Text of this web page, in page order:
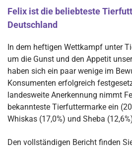
Felix ist die beliebteste
Deutschland
In dem heftigen Wettkampf unter
um die Gunst und den Appetit
haben sich ein paar wenige im
Konsumenten erfolgreich
landesweite Anerkennung nimmt
bekannteste Tierfuttermarke ein
Whiskas (17,0%) und Sheba
Den vollständigen Bericht finden